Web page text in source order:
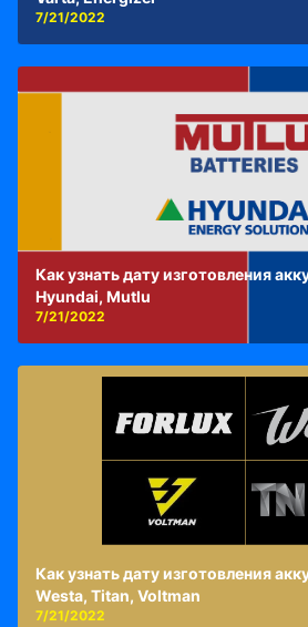
7/21/2022
Как узнать дату изготовления
Hyundai, Mutlu
7/21/2022
Как узнать дату изготовления
Westa, Titan, Voltman
7/21/2022